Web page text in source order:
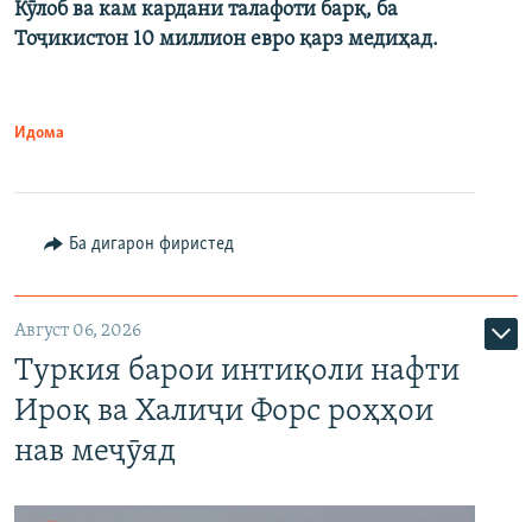
Кӯлоб ва кам кардани талафоти барқ, ба
Тоҷикистон 10 миллион евро қарз медиҳад.
Идома
Ба дигарон фиристед
Август 06, 2026
Туркия барои интиқоли нафти
Ироқ ва Халиҷи Форс роҳҳои
нав меҷӯяд